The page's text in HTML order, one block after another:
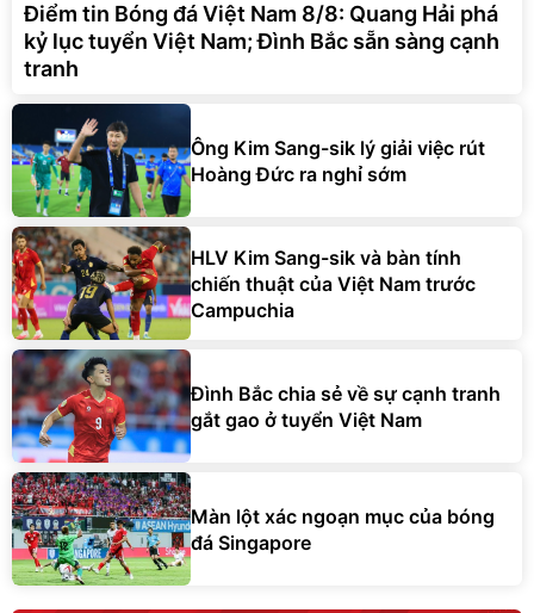
Điểm tin Bóng đá Việt Nam 8/8: Quang Hải phá
kỷ lục tuyển Việt Nam; Đình Bắc sẵn sàng cạnh
tranh
Ông Kim Sang-sik lý giải việc rút
Hoàng Đức ra nghỉ sớm
HLV Kim Sang-sik và bàn tính
chiến thuật của Việt Nam trước
Campuchia
Đình Bắc chia sẻ về sự cạnh tranh
gắt gao ở tuyển Việt Nam
Màn lột xác ngoạn mục của bóng
đá Singapore